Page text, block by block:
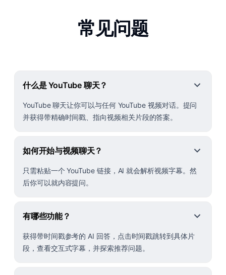
常见问题
什么是 YouTube 聊天？
YouTube 聊天让你可以与任何 YouTube 视频对话。提问
并获得带精确时间戳、指向视频相关片段的答案。
如何开始与视频聊天？
只需粘贴一个 YouTube 链接，AI 就会解析视频字幕。然
后你可以就内容提问。
有哪些功能？
获得带时间戳参考的 AI 回答，点击时间戳跳转到具体片
段，查看交互式字幕，并探索推荐问题。